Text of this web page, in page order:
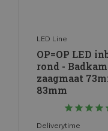
LED Line
OP=OP LED
rond -
zaagmaat
83mm
Deliverytime